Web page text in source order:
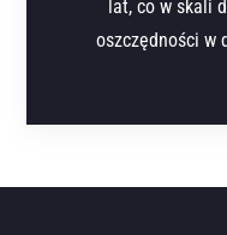
lat, co w skali
oszczędności w